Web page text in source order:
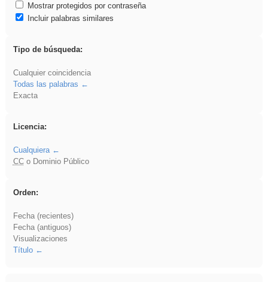
Mostrar protegidos por contraseña
Incluir palabras similares
Tipo de búsqueda:
Cualquier coincidencia
Todas las palabras
Exacta
Licencia:
Cualquiera
CCo Dominio Público
Orden:
Fecha (recientes)
Fecha (antiguos)
Visualizaciones
Título